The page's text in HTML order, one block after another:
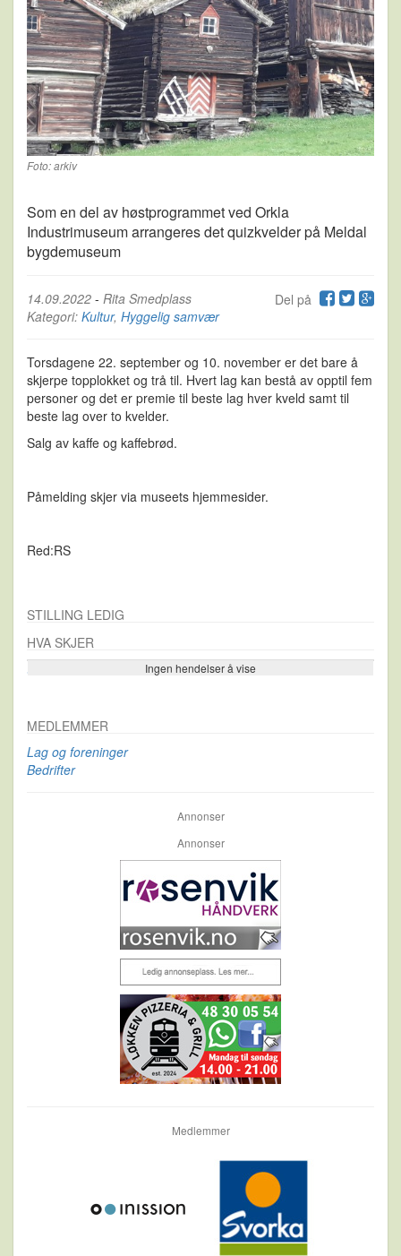
Foto: arkiv
Som en del av høstprogrammet ved Orkla
Industrimuseum arrangeres det quizkvelder på Meldal
bygdemuseum
Del på
14.09.2022 - Rita Smedplass
Kategori: Kultur, Hyggelig samvær
Torsdagene 22. september og 10. november er det bare å
skjerpe topplokket og trå til. Hvert lag kan bestå av opptil fem
personer og det er premie til beste lag hver kveld samt til
beste lag over to kvelder.
Salg av kaffe og kaffebrød.
Påmelding skjer via museets hjemmesider.
Red:RS
STILLING LEDIG
HVA SKJER
Ingen hendelser å vise
Se flere…
MEDLEMMER
Lag og foreninger
Bedrifter
Annonser
Annonser
Medlemmer